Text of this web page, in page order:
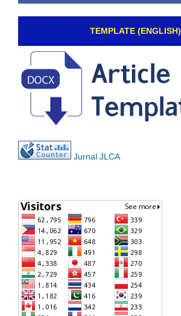
TEMPLATE (ENGLISH)
Jurnal JLCA